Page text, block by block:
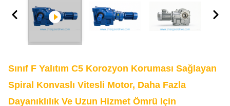
Sınıf F Yalıtım C5 Korozyon Koruması Sağlayan
Spiral Konvaslı Vitesli Motor, Daha Fazla
Dayanıklılık Ve Uzun Hizmet Ömrü Için